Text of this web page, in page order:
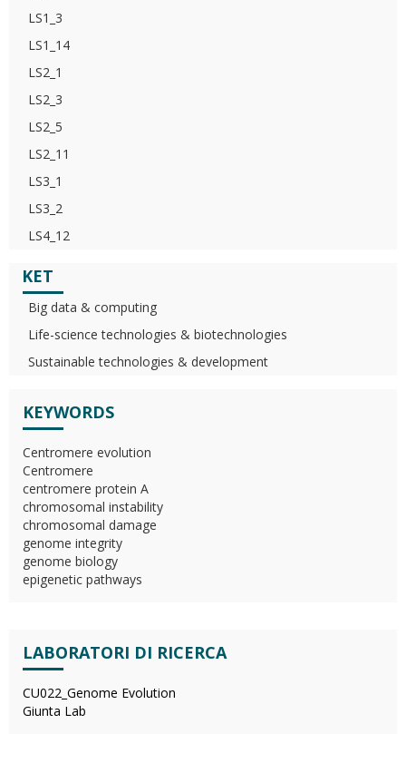
LS1_3
LS1_14
LS2_1
LS2_3
LS2_5
LS2_11
LS3_1
LS3_2
LS4_12
KET
Big data & computing
Life-science technologies & biotechnologies
Sustainable technologies & development
KEYWORDS
Centromere evolution
Centromere
centromere protein A
chromosomal instability
chromosomal damage
genome integrity
genome biology
epigenetic pathways
LABORATORI DI RICERCA
CU022_Genome Evolution
Giunta Lab